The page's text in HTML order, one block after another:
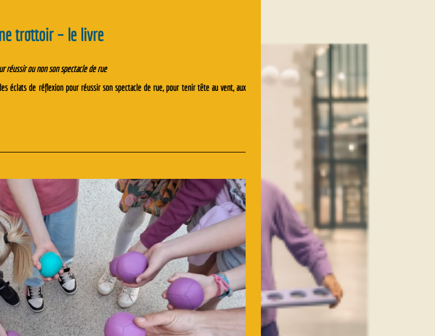
trottoir – le livre
réussir ou non son spectacle de rue
éclats de réflexion pour réussir son spectacle de rue, pour tenir tête au vent, aux